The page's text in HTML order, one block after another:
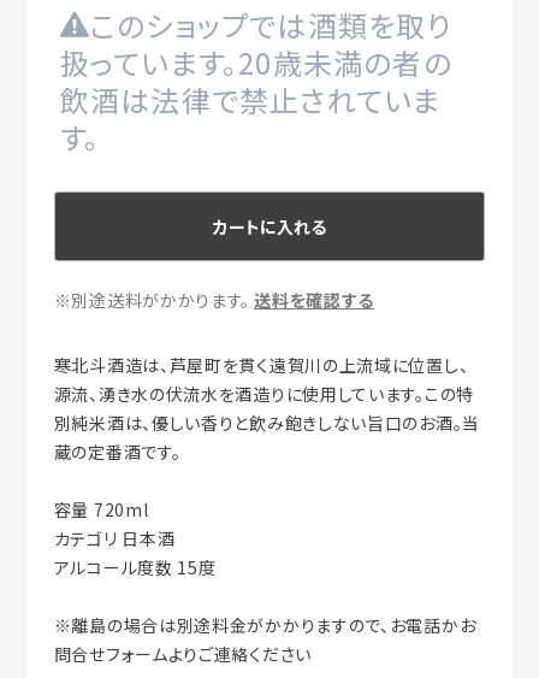
このショップでは酒類を取り
扱っています。20歳未満の者の
飲酒は法律で禁止されていま
す。
カートに入れる
※別途送料がかかります。 送料を確認する
寒北斗酒造は、芦屋町を貫く遠賀川の上流域に位置し、
源流、湧き水の伏流水を酒造りに使用しています。この特
別純米酒は、優しい香りと飲み飽きしない旨口のお酒。当
蔵の定番酒です。
容量 720ml
カテゴリ 日本酒
アルコール度数 15度
※離島の場合は別途料金がかかりますので、お電話かお
問合せフォームよりご連絡ください